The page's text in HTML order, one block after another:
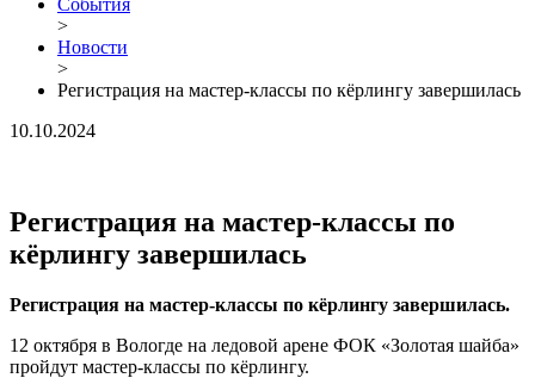
События
>
Новости
>
Регистрация на мастер-классы по кёрлингу завершилась
10.10.2024
Регистрация на мастер-классы по
кёрлингу завершилась
Регистрация на мастер-классы по кёрлингу завершилась.
12 октября в Вологде на ледовой арене ФОК «Золотая шайба»
пройдут мастер-классы по кёрлингу.